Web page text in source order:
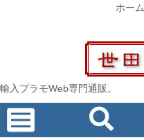
ホーム
輸入プラモWeb専門通販。